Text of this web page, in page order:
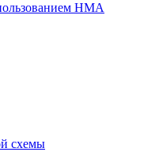
HMA
схемы